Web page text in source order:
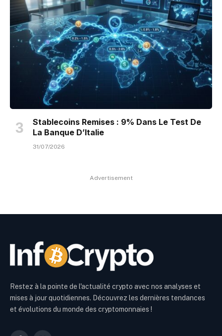
Stablecoins Remises : 9% Dans Le Test De
La Banque D’Italie
31/07/2026
Advertisement
Restez à la pointe de l'actualité crypto avec nos analyses et
mises à jour quotidiennes. Découvrez les dernières tendances
et évolutions du monde des cryptomonnaies !